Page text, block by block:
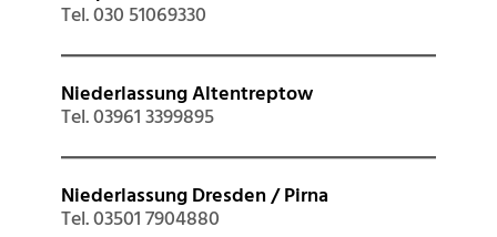
Tel. 030 51069330
Niederlassung Altentreptow
Tel. 03961 3399895
Niederlassung Dresden / Pirna
Tel. 03501 7904880